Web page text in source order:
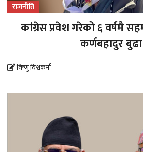
राजनीति
कांग्रेस प्रवेश गरेको ६ वर्षमै
कर्णबहादुर बुढा
विष्णु विश्वकर्मा